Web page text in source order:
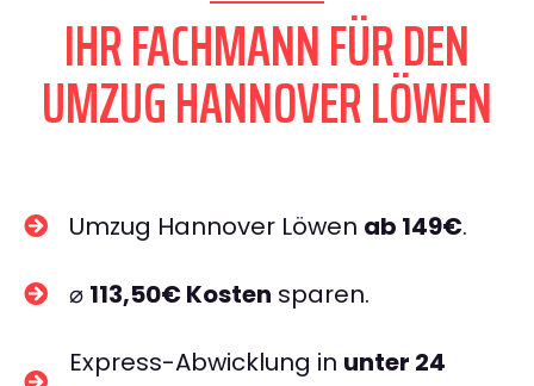
IHR FACHMANN FÜR DEN
UMZUG HANNOVER LÖWEN
Umzug Hannover Löwen ab 149€.
⌀ 113,50€ Kosten sparen.
Express-Abwicklung in unter 24